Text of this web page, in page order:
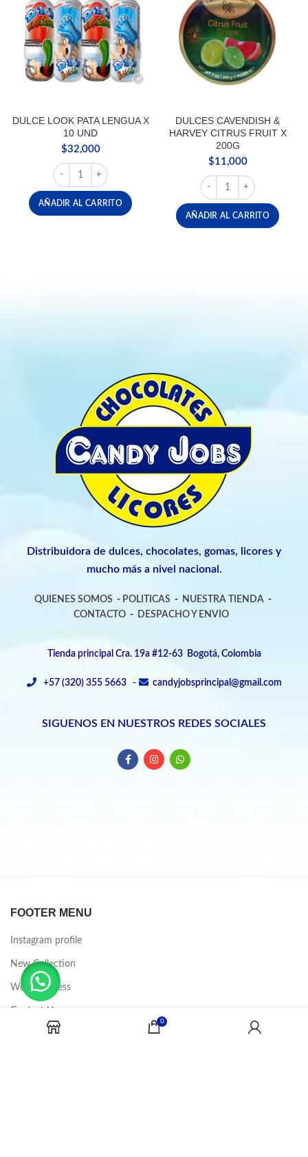
DULCE LOOK PATA LENGUA X
10 UND
$32,000
DULCE LOOK PATA LENGUA X 10 UND cantidad
AÑADIR AL CARRITO
DULCES CAVENDISH &
HARVEY CITRUS FRUIT X
200G
$11,000
DULCES CAVENDISH &
AÑADIR AL CARRITO
Distribuidora de dulces, chocolates, gomas, licores y
mucho más a nivel nacional.
QUIENES SOMOS - POLITICAS - NUESTRA TIENDA -
CONTACTO- DESPACHO Y ENVIO
Tienda principal Cra. 19a #12-63 Bogotá, Colombia
+57 (320) 355 5663 - candyjobsprincipal@gmail.com
SIGUENOS EN NUESTROS REDES SOCIALES
FOOTER MENU
Instagram profile
New Collection
Woman Dress
Contact Us
Latest News
0